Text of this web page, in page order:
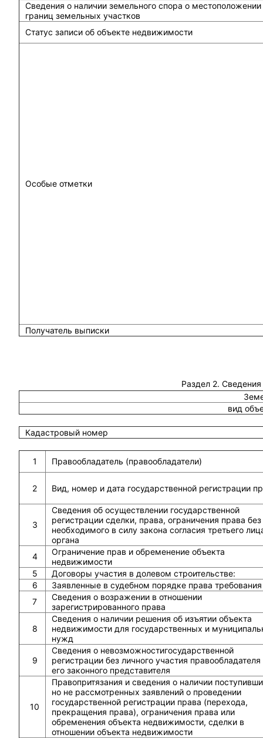
Сведения о наличии земельного спора о местоположении
границ земельных участков
Статус записи об объекте недвижимости
Особые отметки
Получатель выписки
Раздел 2.
вид
Кадастровый номер
1 Правообладатель (правообладатели)
2 Вид, номер и дата государственной регистрации
3
Сведения об осуществлении государственной
регистрации сделки, права, ограничения права без
необходимого в силу закона согласия третьего
органа
4
Ограничение прав и обременение объекта
недвижимости
5
Договоры участия в долевом строительстве:
6
Заявленные в судебном порядке права требования
7
Сведения о возражении в отношении
зарегистрированного права
8
Сведения о наличии решения об изъятии объекта
недвижимости для государственных и
нужд
9
Сведения о невозможностигосударственной
регистрации без личного участия правообладателя
его законного представителя
10
Правопритязания и сведения о наличии
но не рассмотренных заявлений о проведении
государственной регистрации права (перехода,
прекращения права), ограничения права или
обременения объекта недвижимости, сделки в
отношении объекта недвижимости